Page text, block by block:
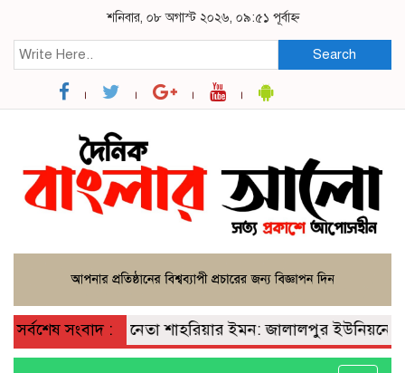
শনিবার, ০৮ অগাস্ট ২০২৬, ০৯:৫১ পূর্বাহ্ন
Search
সর্বশেষ সংবাদ :জননেতা শাহরিয়ার ইমন: জালালপুর ইউনিয়নের